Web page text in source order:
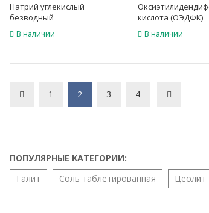
Натрий углекислый
безводный
В наличии
кислота (ОЭДФК)
В наличии
1 2 3 4
ПОПУЛЯРНЫЕ КАТЕГОРИИ:
Галит
Соль таблетированная Цеолит